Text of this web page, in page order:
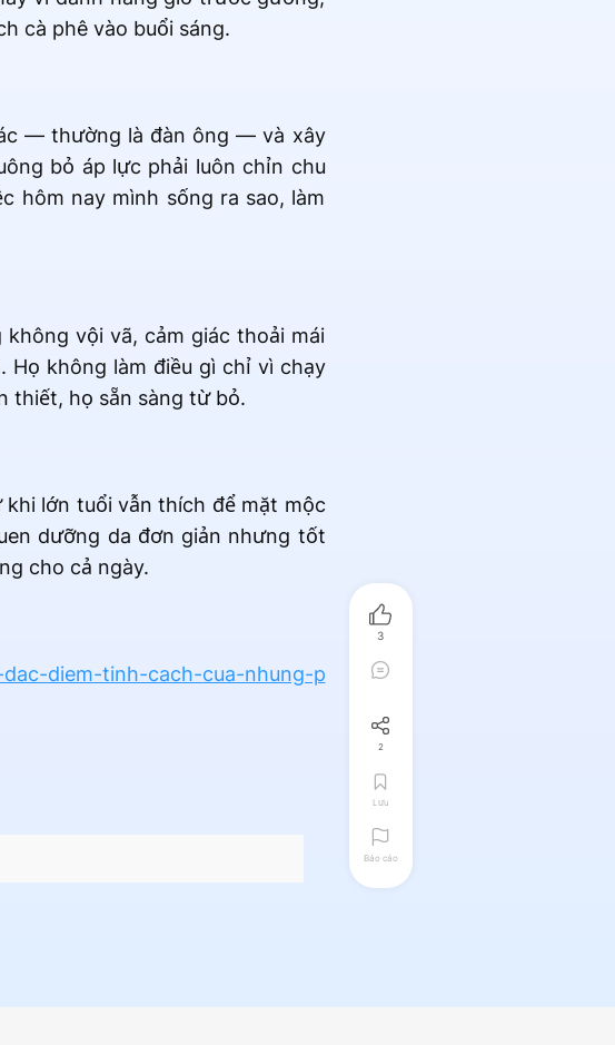
cà phê vào buổi sáng.
— thường là đàn ông — và xây
bỏ áp lực phải luôn chỉn chu
hôm nay mình sống ra sao, làm
vội vã, cảm giác thoải mái
Họ không làm điều gì chỉ vì chạy
thiết, họ sẵn sàng từ bỏ.
lớn tuổi vẫn thích để mặt mộc
dưỡng da đơn giản nhưng tốt
cho cả ngày.
diem-tinh-cach-cua-nhung-p
3
2
Lưu
Báo cáo